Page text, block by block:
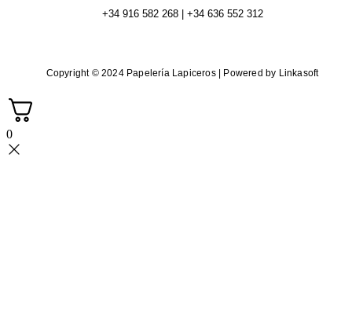
+34 916 582 268 | +34 636 552 312
Copyright © 2024 Papelería Lapiceros | Powered by Linkasoft
0